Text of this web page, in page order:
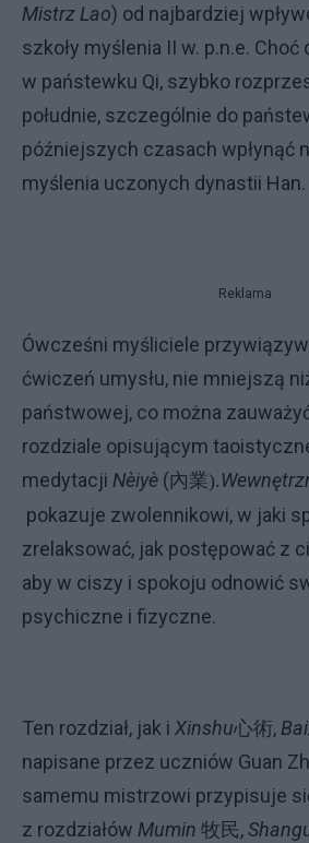
Mistrz Lao) od najbardziej
szkoły myślenia II w. p.n.e. Choć
w państewku Qi, szybko
południe, szczególnie do
późniejszych czasach wpłynąć
myślenia uczonych dynastii Han.
Reklama
Ówcześni myśliciele
ćwiczeń umysłu, nie mniejszą
państwowej, co można
rozdziale opisującym
medytacji Nèiyè (內業).
pokazuje zwolennikowi, w jaki
zrelaksować, jak postępować z
aby w ciszy i spokoju odnowić
psychiczne i fizyczne.
Ten rozdział, jak i Xinshu心術,
napisane przez uczniów Guan
samemu mistrzowi przypisuje
z rozdziałów Mumin 牧民,